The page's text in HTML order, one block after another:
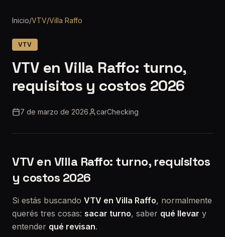
Inicio/VTV/Villa Raffo
VTV
VTV en Villa Raffo: turno,
requisitos y costos 2026
7 de marzo de 2026 carChecking
VTV en Villa Raffo: turno, requisitos
y costos 2026
Si estás buscando VTV en Villa Raffo, normalmente
querés tres cosas: sacar turno, saber qué llevar y
entender qué revisan.